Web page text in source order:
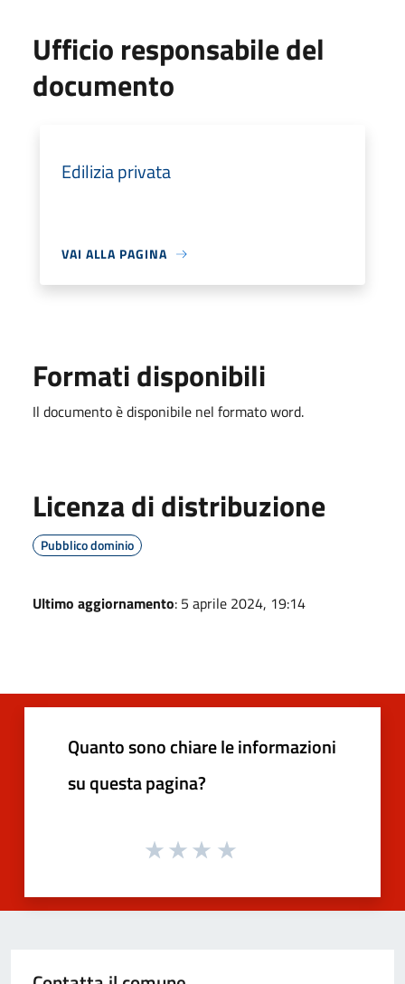
Ufficio responsabile del
documento
Edilizia privata
VAI ALLA PAGINA
Formati disponibili
Il documento è disponibile nel formato word.
Licenza di distribuzione
Pubblico dominio
Ultimo aggiornamento: 5 aprile 2024, 19:14
Quanto sono chiare le informazioni
su questa pagina?